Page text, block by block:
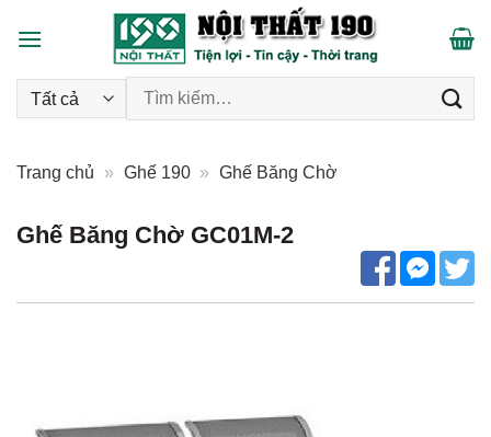
Tìm kiếm:
Trang chủ » Ghế 190 » Ghế Băng Chờ
Ghế Băng Chờ GC01M-2